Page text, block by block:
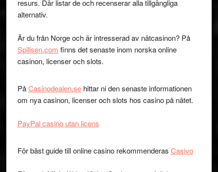
resurs. Där listar de och recenserar alla tillgängliga
alternativ.
Är du från Norge och är intresserad av nätcasinon? På
Spillsen.com finns det senaste inom norska online
casinon, licenser och slots.
PåCasinodealen.sehittar ni den senaste informationen
om nya casinon, licenser och slots hos casino på nätet.
PayPal casino utan licens
För bäst guide till online casino rekommenderas Casivo